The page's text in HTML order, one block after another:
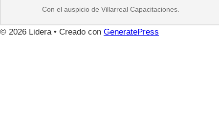
Con el auspicio de Villarreal Capacitaciones.
© 2026 Lidera• Creado con GeneratePress